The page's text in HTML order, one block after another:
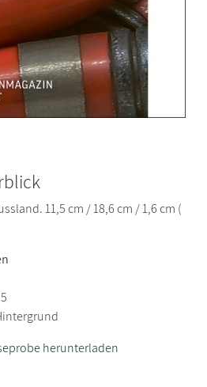
11,5 cm / 18,6 cm / 1,6 cm (
herunterladen